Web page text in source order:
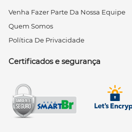
Venha Fazer Parte Da Nossa Equipe
Quem Somos
Política De Privacidade
Certificados e segurança